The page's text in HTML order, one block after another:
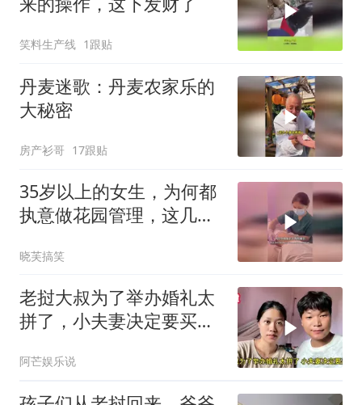
笑料生产线 1跟贴
丹麦迷歌：丹麦农家乐的
大秘密
房产衫哥 17跟贴
35岁以上的女生，为何都
执意做花园管理，这几点
晓芙搞笑
老挝大叔为了举办婚礼太
拼了，小夫妻决定要买
阿芒娱乐说